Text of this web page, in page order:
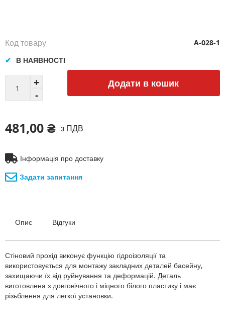
Додати в кошик
481,00 ₴ з ПДВ
В НАЯВНОСТІ
Код товару A-028-1
Інформація про доставку
Задати запитання
Опис Відгуки
Стіновий прохід виконує функцію гідроізоляції та
використовується для монтажу закладних деталей басейну,
захищаючи їх від руйнування та деформацій. Деталь
виготовлена з довговічного і міцного білого пластику і має
різьблення для легкої установки.